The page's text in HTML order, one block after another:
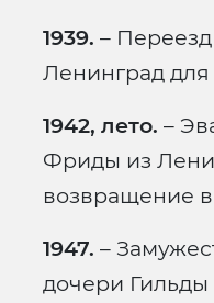
1939. –
Ленинград
1942, лето. –
Фриды из
возвращение
1947. –
дочери